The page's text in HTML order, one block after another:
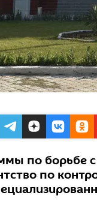
по борьбе
по